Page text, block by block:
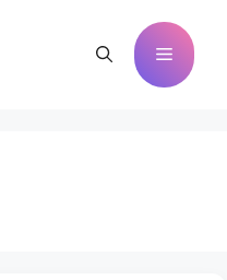
Menú